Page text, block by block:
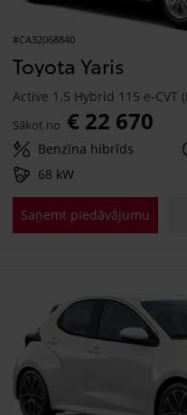
#CA32068840
Toyota Yaris
Sākot no € 22 670
Benzīna hibrīds
68 kW
Saņemt piedāvājumu